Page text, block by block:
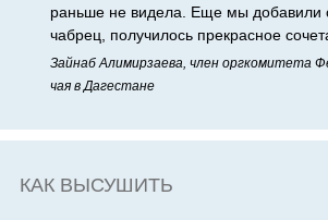
раньше не видела. Еще мы добавили
чабрец, получилось прекрасное
Зайнаб Алимирзаева, член оргкомитета
чая в Дагестане
КАК ВЫСУШИТЬ